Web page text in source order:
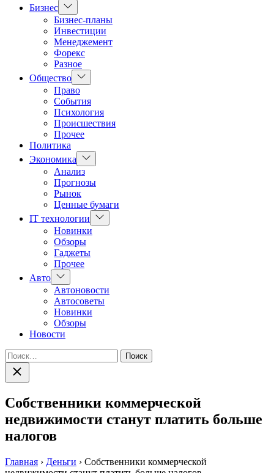
Бизнес Показать
подменю
Бизнес-планы
Инвестиции
Менеджемент
Форекс
Разное
Общество Показать
подменю
Право
События
Психология
Происшествия
Прочее
Политика
Экономика
Показать
подменю
Анализ
Прогнозы
Рынок
Ценные бумаги
IT технологии
Показать
подменю
Новинки
Обзоры
Гаджеты
Прочее
Авто Показать
подменю
Автоновости
Автосоветы
Новинки
Обзоры
Новости
Найти:
Закрыть
поиск
Собственники коммерческой
недвижимости станут платить больше
налогов
Главная › Деньги › Собственники коммерческой